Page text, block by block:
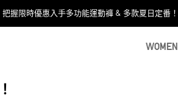
把握限時優惠入手多功能運動褲 & 多款夏日定番！​
WOMEN